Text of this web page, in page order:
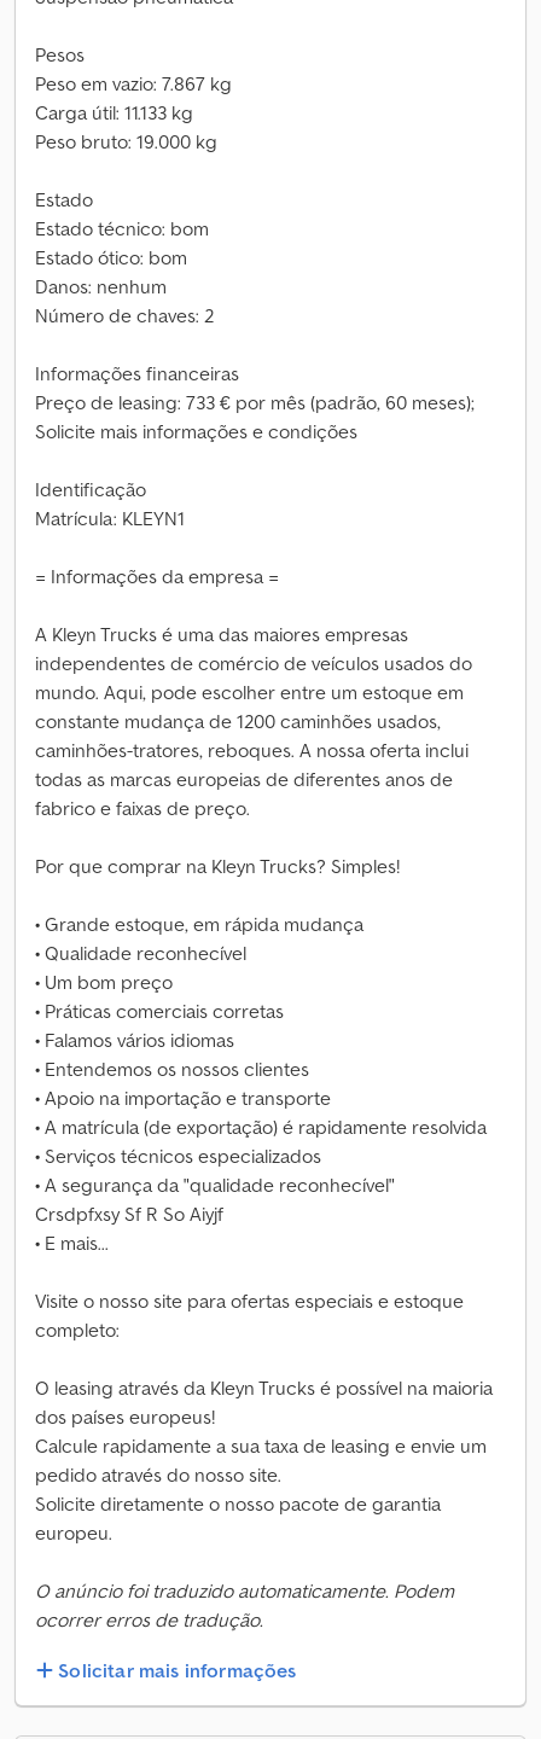
Pesos
Peso em vazio: 7.867 kg
Carga útil: 11.133 kg
Peso bruto: 19.000 kg
Estado
Estado técnico: bom
Estado ótico: bom
Danos: nenhum
Número de chaves: 2
Informações financeiras
Preço de leasing: 733 € por mês (padrão, 60 meses);
Solicite mais informações e condições
Identificação
Matrícula: KLEYN1
= Informações da empresa =
A Kleyn Trucks é uma das maiores empresas
independentes de comércio de veículos usados do
mundo. Aqui, pode escolher entre um estoque em
constante mudança de 1200 caminhões usados,
caminhões-tratores, reboques. A nossa oferta inclui
todas as marcas europeias de diferentes anos de
fabrico e faixas de preço.
Por que comprar na Kleyn Trucks? Simples!
• Grande estoque, em rápida mudança
• Qualidade reconhecível
• Um bom preço
• Práticas comerciais corretas
• Falamos vários idiomas
• Entendemos os nossos clientes
• Apoio na importação e transporte
• A matrícula (de exportação) é rapidamente resolvida
• Serviços técnicos especializados
• A segurança da "qualidade reconhecível"
Crsdpfxsy Sf R So Aiyjf
• E mais...
Visite o nosso site para ofertas especiais e estoque
completo:
O leasing através da Kleyn Trucks é possível na maioria
dos países europeus!
Calcule rapidamente a sua taxa de leasing e envie um
pedido através do nosso site.
Solicite diretamente o nosso pacote de garantia
europeu.
O anúncio foi traduzido automaticamente. Podem
ocorrer erros de tradução.
Solicitar mais informações